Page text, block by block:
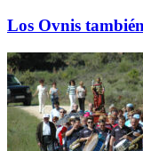
Los Ovnis